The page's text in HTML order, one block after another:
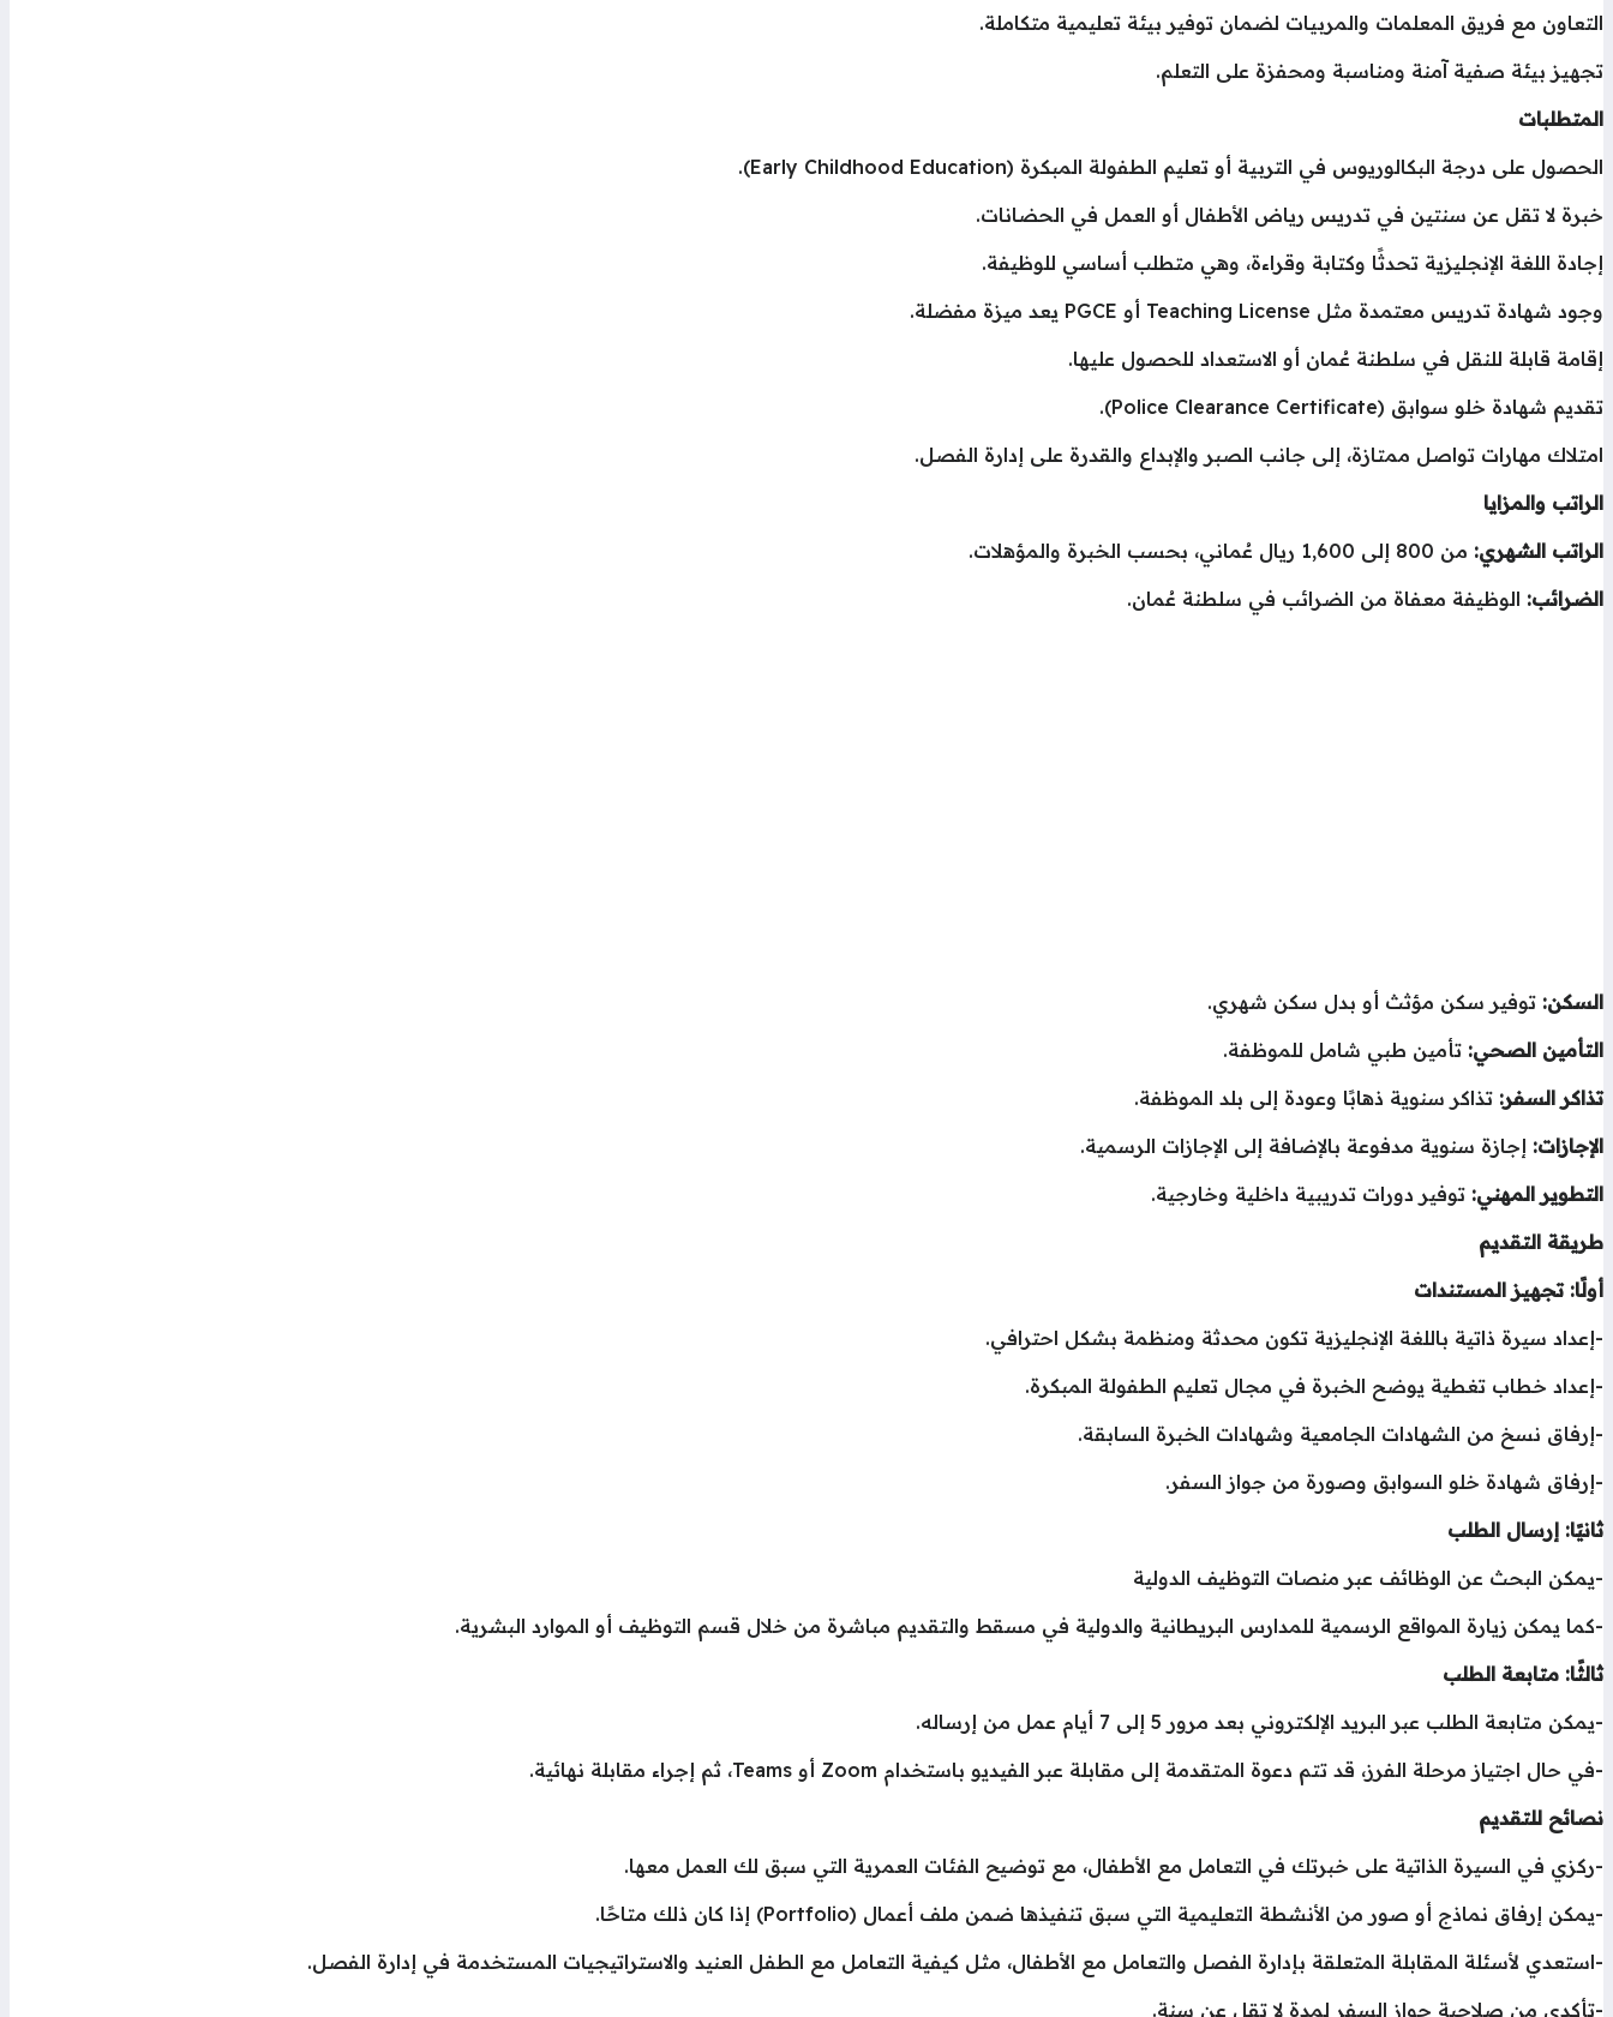
التعاون مع فريق المعلمات والمربيات لضمان توفير بيئة تعليمية متكاملة.
تجهيز بيئة صفية آمنة ومناسبة ومحفزة على التعلم.
المتطلبات
الحصول على درجة البكالوريوس في التربية أو تعليم الطفولة المبكرة (Early Childhood Education).
خبرة لا تقل عن سنتين في تدريس رياض الأطفال أو العمل في الحضانات.
إجادة اللغة الإنجليزية تحدثًا وكتابة وقراءة، وهي متطلب أساسي للوظيفة.
وجود شهادة تدريس معتمدة مثل Teaching License أو PGCE يعد ميزة مفضلة.
إقامة قابلة للنقل في سلطنة عُمان أو الاستعداد للحصول عليها.
تقديم شهادة خلو سوابق (Police Clearance Certificate).
امتلاك مهارات تواصل ممتازة، إلى جانب الصبر والإبداع والقدرة على إدارة الفصل.
الراتب والمزايا
الراتب الشهري: من 800 إلى 1,600 ريال عُماني، بحسب الخبرة والمؤهلات.
الضرائب: الوظيفة معفاة من الضرائب في سلطنة عُمان.
السكن: توفير سكن مؤثث أو بدل سكن شهري.
التأمين الصحي: تأمين طبي شامل للموظفة.
تذاكر السفر: تذاكر سنوية ذهابًا وعودة إلى بلد الموظفة.
الإجازات: إجازة سنوية مدفوعة بالإضافة إلى الإجازات الرسمية.
التطوير المهني: توفير دورات تدريبية داخلية وخارجية.
طريقة التقديم
أولًا: تجهيز المستندات
-إعداد سيرة ذاتية باللغة الإنجليزية تكون محدثة ومنظمة بشكل احترافي.
-إعداد خطاب تغطية يوضح الخبرة في مجال تعليم الطفولة المبكرة.
-إرفاق نسخ من الشهادات الجامعية وشهادات الخبرة السابقة.
-إرفاق شهادة خلو السوابق وصورة من جواز السفر.
ثانيًا: إرسال الطلب
-يمكن البحث عن الوظائف عبر منصات التوظيف الدولية
-كما يمكن زيارة المواقع الرسمية للمدارس البريطانية والدولية في مسقط والتقديم مباشرة من خلال قسم التوظيف أو الموارد البشرية.
ثالثًا: متابعة الطلب
-يمكن متابعة الطلب عبر البريد الإلكتروني بعد مرور 5 إلى 7 أيام عمل من إرساله.
-في حال اجتياز مرحلة الفرز، قد تتم دعوة المتقدمة إلى مقابلة عبر الفيديو باستخدام Zoom أو Teams، ثم إجراء مقابلة نهائية.
نصائح للتقديم
-ركزي في السيرة الذاتية على خبرتك في التعامل مع الأطفال، مع توضيح الفئات العمرية التي سبق لك العمل معها.
-يمكن إرفاق نماذج أو صور من الأنشطة التعليمية التي سبق تنفيذها ضمن ملف أعمال (Portfolio) إذا كان ذلك متاحًا.
-استعدي لأسئلة المقابلة المتعلقة بإدارة الفصل والتعامل مع الأطفال، مثل كيفية التعامل مع الطفل العنيد والاستراتيجيات المستخدمة في إدارة الفصل.
-تأكدي من صلاحية جواز السفر لمدة لا تقل عن سنة.